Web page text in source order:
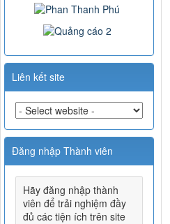
Liên kết site
Đăng nhập Thành viên
Hãy đăng nhập thành
viên để trải nghiệm đầy
đủ các tiện ích trên site